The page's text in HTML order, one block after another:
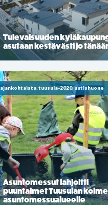
Tulevaisuuden
asutaan kestävästi jo
ajankohtaista, tuusula-2020, uutishuone
Asuntomessut lahjoitti
puuntaimet Tuusulan
asuntomessualueelle